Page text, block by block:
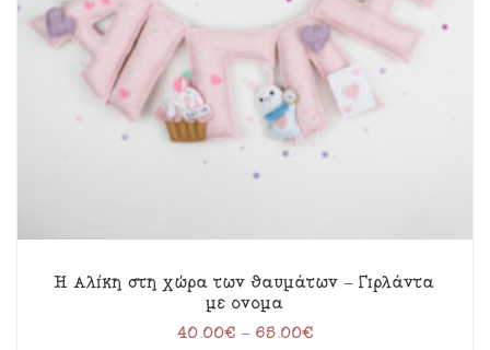
Η Αλίκη στη χώρα των θαυμάτων – Γιρλάντα
με όνομα
40.00€ – 65.00€